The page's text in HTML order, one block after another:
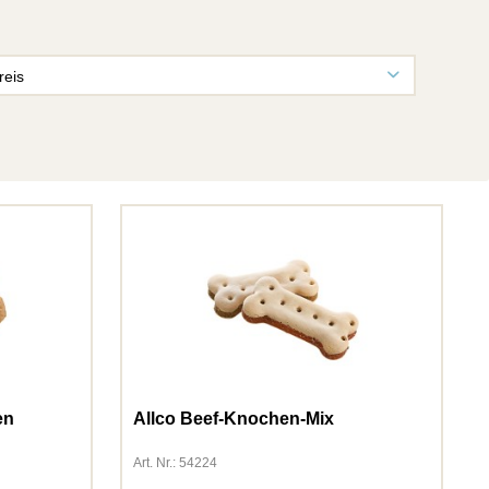
Allco Beef-Knochen-Mix
Art. Nr.: 54224